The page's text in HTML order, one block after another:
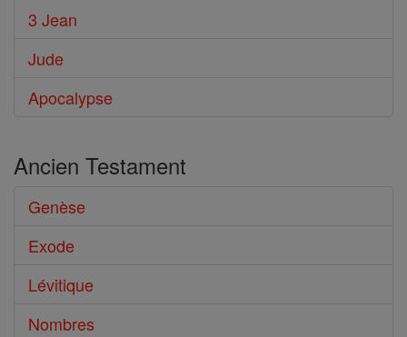
3 Jean
Jude
Apocalypse
Ancien Testament
Genèse
Exode
Lévitique
Nombres